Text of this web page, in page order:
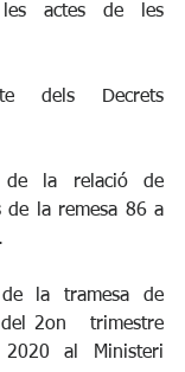
actes de les
dels Decrets
de la relació de
de la remesa 86 a
la tramesa de
del 2on   trimestre
al Ministeri